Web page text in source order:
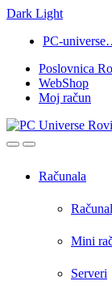
Dark Light
navigation
content
PC-
Poslovnica
WebShop
Moj račun
OpenClose
Računala
Mini
Serveri